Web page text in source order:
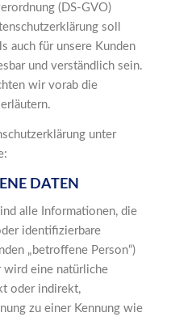
(DS-GVO)
soll
auch für unsere Kunden
und verständlich sein.
wir vorab die
unter
DATEN
alle Informationen, die
identifizierbare
„betroffene Person“)
wird eine natürliche
oder indirekt,
zu einer Kennung wie